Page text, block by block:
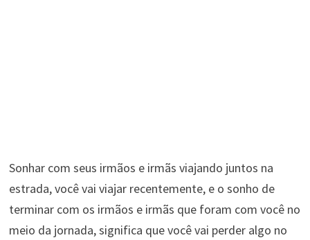
Sonhar com seus irmãos e irmãs viajando juntos na
estrada, você vai viajar recentemente, e o sonho de
terminar com os irmãos e irmãs que foram com você no
meio da jornada, significa que você vai perder algo no